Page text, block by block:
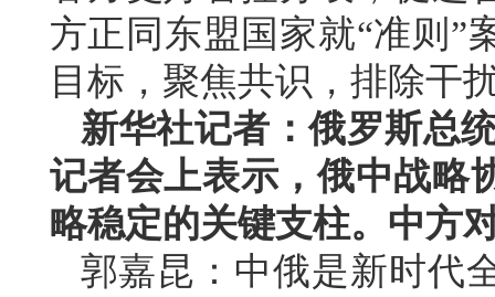
方正同东盟国家就“准则”
目标，聚焦共识，排除干
新华社记者：俄罗斯总
记者会上表示，俄中战略
略稳定的关键支柱。中方
郭嘉昆：中俄是新时代